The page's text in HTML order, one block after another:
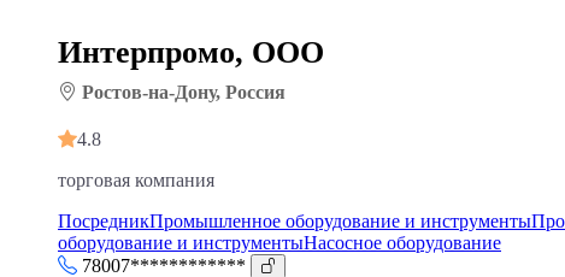
Интерпромо, ООО
Ростов-на-Дону, Россия
4.8
торговая компания
ПосредникПромышленное оборудование и инструменты
оборудование и инструментыНасосное оборудование
78007************